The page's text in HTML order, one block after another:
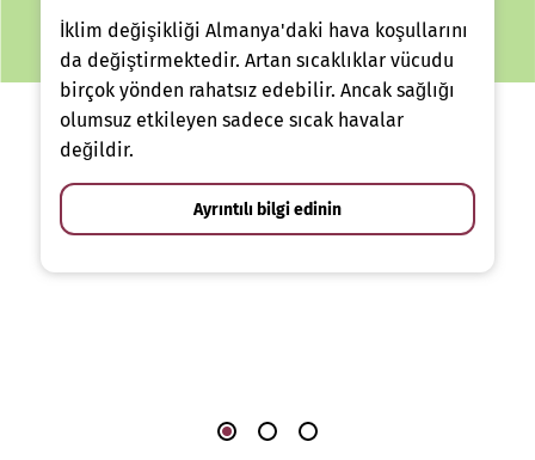
İklim değişikliği Almanya'daki hava koşullarını
da değiştirmektedir. Artan sıcaklıklar vücudu
birçok yönden rahatsız edebilir. Ancak sağlığı
olumsuz etkileyen sadece sıcak havalar
değildir.
Ayrıntılı bilgi edinin